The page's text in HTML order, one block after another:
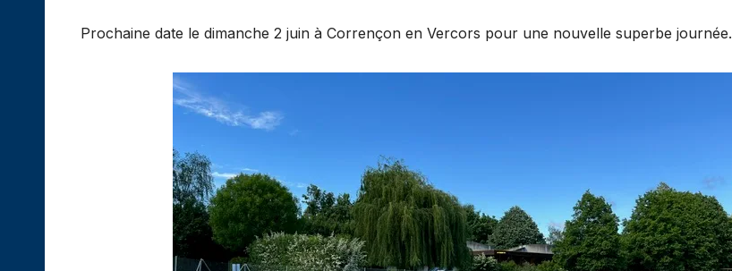
Prochaine date le dimanche 2 juin à Corrençon en Vercors pour une nouvelle superbe journée.